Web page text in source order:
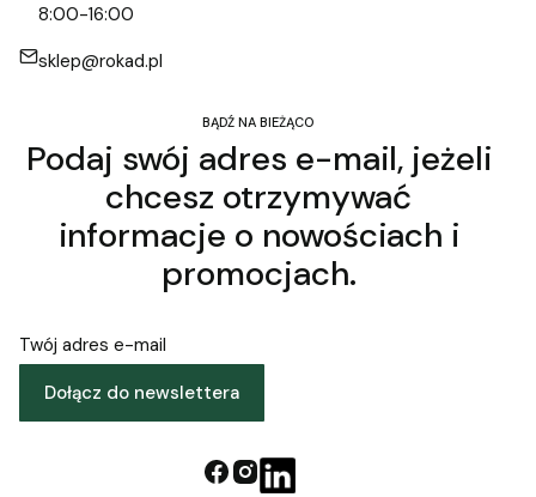
8:00-16:00
sklep@rokad.pl
BĄDŹ NA BIEŻĄCO
Podaj swój adres e-mail, jeżeli
chcesz otrzymywać
informacje o nowościach i
promocjach.
Twój adres e-mail
Dołącz do newslettera